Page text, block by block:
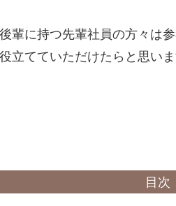
輩に持つ先輩社員の方々は
立てていただけたらと思い
目次